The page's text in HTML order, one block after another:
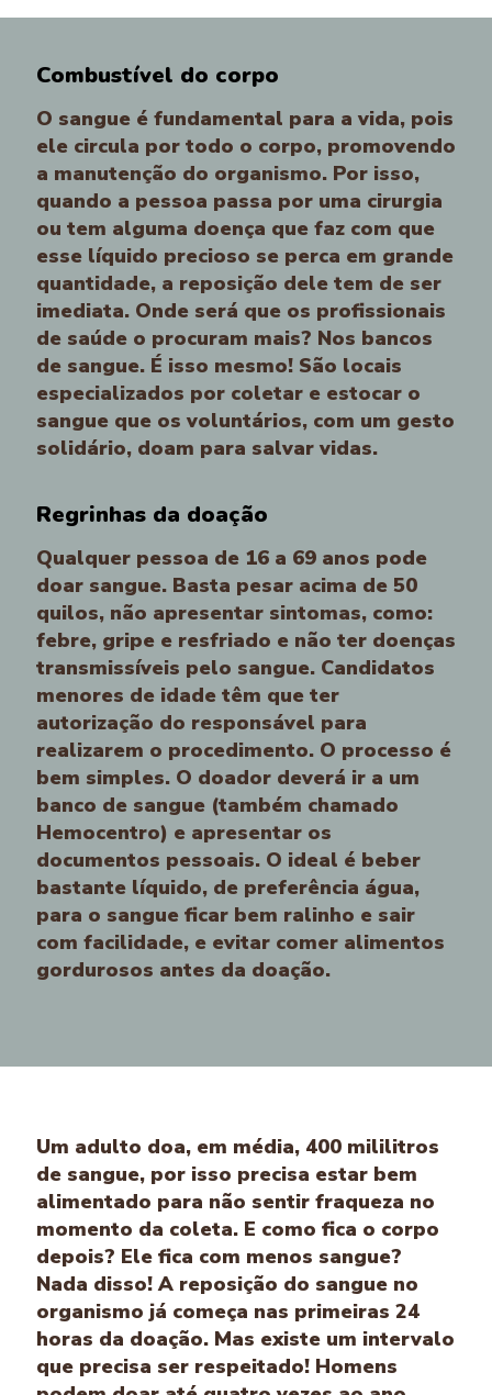
Combustível do corpo
O sangue é fundamental para a vida, pois
ele circula por todo o corpo, promovendo
a manutenção do organismo. Por isso,
quando a pessoa passa por uma cirurgia
ou tem alguma doença que faz com que
esse líquido precioso se perca em grande
quantidade, a reposição dele tem de ser
imediata. Onde será que os profissionais
de saúde o procuram mais? Nos bancos
de sangue. É isso mesmo! São locais
especializados por coletar e estocar o
sangue que os voluntários, com um gesto
solidário, doam para salvar vidas.
Regrinhas da doação
Qualquer pessoa de 16 a 69 anos pode
doar sangue. Basta pesar acima de 50
quilos, não apresentar sintomas, como:
febre, gripe e resfriado e não ter doenças
transmissíveis pelo sangue. Candidatos
menores de idade têm que ter
autorização do responsável para
realizarem o procedimento. O processo é
bem simples. O doador deverá ir a um
banco de sangue (também chamado
Hemocentro) e apresentar os
documentos pessoais. O ideal é beber
bastante líquido, de preferência água,
para o sangue ficar bem ralinho e sair
com facilidade, e evitar comer alimentos
gordurosos antes da doação.
Um adulto doa, em média, 400 mililitros
de sangue, por isso precisa estar bem
alimentado para não sentir fraqueza no
momento da coleta. E como fica o corpo
depois? Ele fica com menos sangue?
Nada disso! A reposição do sangue no
organismo já começa nas primeiras 24
horas da doação. Mas existe um intervalo
que precisa ser respeitado! Homens